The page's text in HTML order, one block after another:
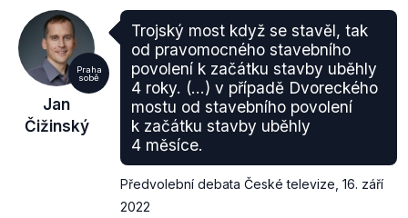
Praha
sobě
Jan
Čižinský
Trojský most když se stavěl, tak
od pravomocného stavebního
povolení k začátku stavby uběhly
4 roky. (...) v případě Dvoreckého
mostu od stavebního povolení
k začátku stavby uběhly
4 měsíce.
Předvolební debata České televize 16. září
2022